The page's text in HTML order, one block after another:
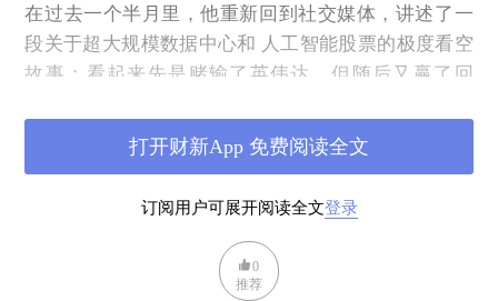
在过去一个半月里，他重新回到社交媒体，讲述了一
段关于超大规模数据中心和 人工智能股票的极度看空
故事；看起来先是赌输了英伟达，但随后又赢了回
游”，反而注销了自己的对冲基金、任命了继任者，并
创办一份全新的新闻通讯，开在Substack上，年费379
美元，拥有一个令人感到惊悚的名字：《解放了的卡
）。（注：卡珊德
拉，希腊神话先知人物，拥有预言能力但被诅咒无人
订阅用户可展开阅读全文登录
打开财新App 免费阅读全文
0
推荐